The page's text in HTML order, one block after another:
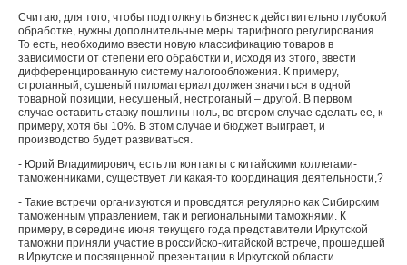
Считаю, для того, чтобы подтолкнуть бизнес к действительно глубокой
обработке, нужны дополнительные меры тарифного регулирования.
То есть, необходимо ввести новую классификацию товаров в
зависимости от степени его обработки и, исходя из этого, ввести
дифференцированную систему налогообложения. К примеру,
строганный, сушеный пиломатериал должен значиться в одной
товарной позиции, несушеный, нестроганый – другой. В первом
случае оставить ставку пошлины ноль, во втором случае сделать ее, к
примеру, хотя бы 10%. В этом случае и бюджет выиграет, и
производство будет развиваться.
- Юрий Владимирович, есть ли контакты с китайскими коллегами-
таможенниками, существует ли какая-то координация деятельности,?
- Такие встречи организуются и проводятся регулярно как Сибирским
таможенным управлением, так и региональными таможнями. К
примеру, в середине июня текущего года представители Иркутской
таможни приняли участие в российско-китайской встрече, прошедшей
в Иркутске и посвященной презентации в Иркутской области